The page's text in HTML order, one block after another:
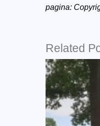
pagina:
Related